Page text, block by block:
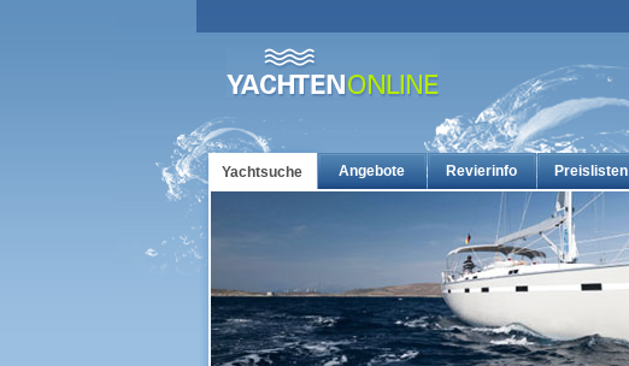
Yachtsuche Angebote Revierinfo Preislisten